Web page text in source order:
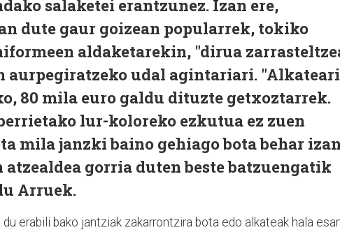
salaketei erantzunez. Izan ere,
dute gaur goizean popularrek, tokiko
aldaketarekin, "dirua
aurpegiratzeko udal agintariari. "Alkateari
80 mila euro galdu dituzte getxoztarrek.
lur-koloreko ezkutua ez zuen
mila janzki baino gehiago bota behar izan
gorria duten beste batzuengatik
Arruek.
erabili bako jantziak zakarrontzira bota edo alkateak hala